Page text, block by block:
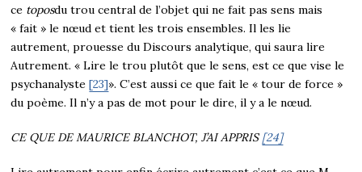
ce toposdu trou central de l’objet qui ne fait pas sens mais
« fait » le nœud et tient les trois ensembles. Il les lie
autrement, prouesse du Discours analytique, qui saura lire
Autrement. « Lire le trou plutôt que le sens, est ce que vise le
psychanalyste[23]». C’est aussi ce que fait le « tour de force »
du poème. Il n’y a pas de mot pour le dire, il y a le nœud.
CE QUE DE MAURICE BLANCHOT, J’AI APPRIS[24]